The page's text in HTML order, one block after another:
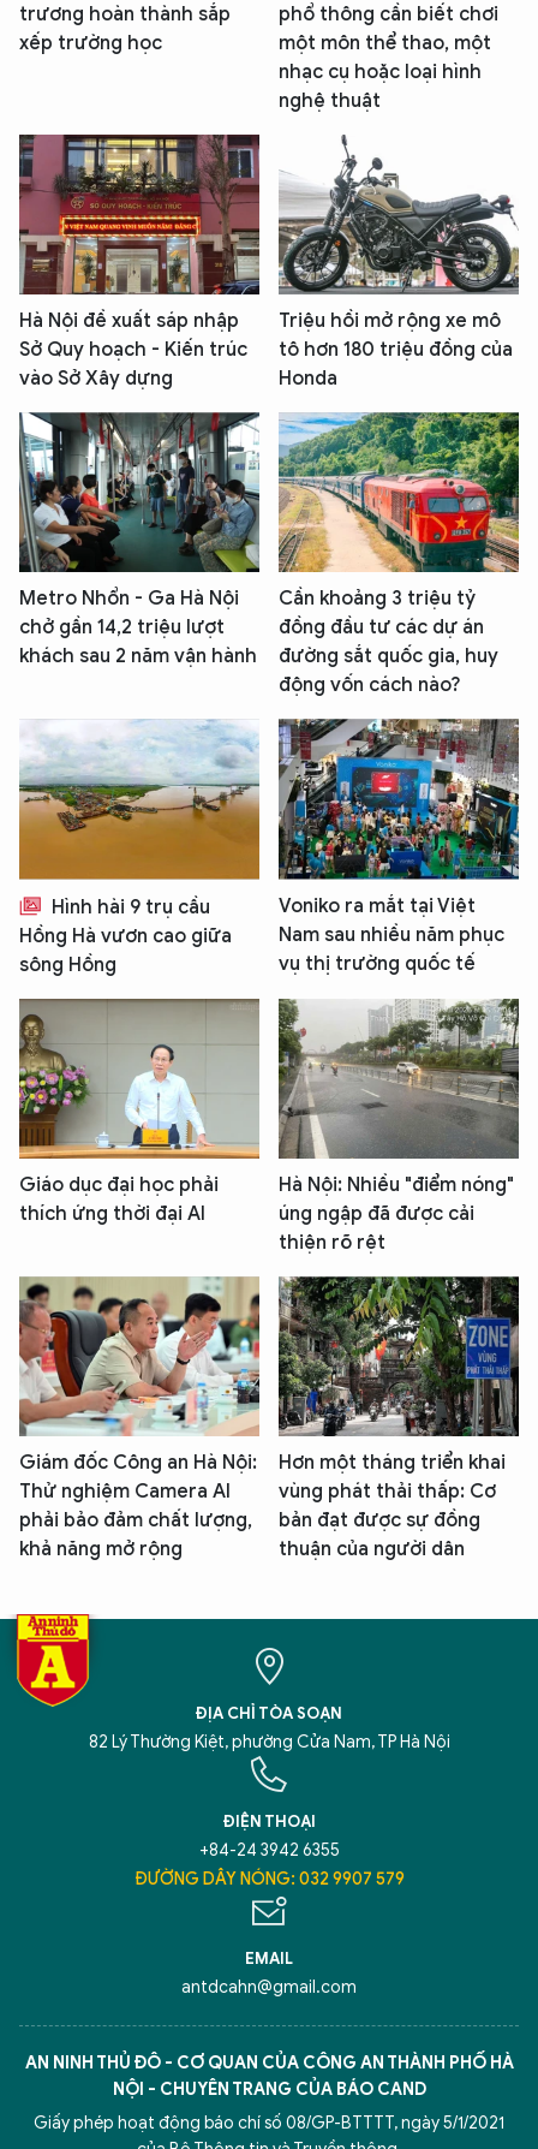
trương hoàn thành sắp
xếp trường học
phổ thông cần biết chơi
một môn thể thao, một
nhạc cụ hoặc loại hình
nghệ thuật
Hà Nội đề xuất sáp nhập
Sở Quy hoạch - Kiến trúc
vào Sở Xây dựng
Triệu hồi mở rộng xe mô
tô hơn 180 triệu đồng của
Honda
Metro Nhổn - Ga Hà Nội
chở gần 14,2 triệu lượt
khách sau 2 năm vận hành
Cần khoảng 3 triệu tỷ
đồng đầu tư các dự án
đường sắt quốc gia, huy
động vốn cách nào?
Hình hài 9 trụ cầu
Hồng Hà vươn cao giữa
sông Hồng
Voniko ra mắt tại Việt
Nam sau nhiều năm phục
vụ thị trường quốc tế
Giáo dục đại học phải
thích ứng thời đại AI
Hà Nội: Nhiều "điểm nóng"
úng ngập đã được cải
thiện rõ rệt
Giám đốc Công an Hà Nội:
Thử nghiệm Camera AI
phải bảo đảm chất lượng,
khả năng mở rộng
Hơn một tháng triển khai
vùng phát thải thấp: Cơ
bản đạt được sự đồng
thuận của người dân
ĐỊA CHỈ TÒA SOẠN
82 Lý Thường Kiệt, phường Cửa Nam, TP Hà Nội
ĐIỆN THOẠI
+84-24 3942 6355
ĐƯỜNG DÂY NÓNG: 032 9907 579
EMAIL
antdcahn@gmail.com
AN NINH THỦ ĐÔ - CƠ QUAN CỦA CÔNG AN THÀNH PHỐ HÀ
NỘI - CHUYÊN TRANG CỦA BÁO CAND
Giấy phép hoạt động báo chí số 08/GP-BTTTT, ngày 5/1/2021